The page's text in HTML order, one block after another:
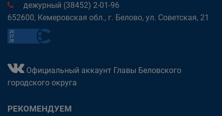
дежурный (38452) 2-01-96
652600, Кемеровская обл., г. Белово, ул. Советская, 21
Официальный аккаунт Главы Беловского
городского округа
РЕКОМЕНДУЕМ